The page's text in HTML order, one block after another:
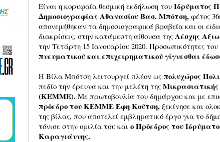
Είναι η κορυφαία θεσμική εκδήλωση του Ιδρύματος
Δημοσιογραφίας Αθανασίου Βασ. Μπότση, φέτος
απονεμήθηκαν τα δημοσιογραφικά βραβεία και οι
διακρίσεις, στην κατάμεστη αίθουσα της Λέσχης
την Τετάρτη 15 Ιανουαρίου 2020. Προσωπικότητες του
πνευματικού και επιχειρηματικού γίγνεσθαι
Η Βίλα Μπότση λειτουργεί πλέον ως πολυχώρος
πεδίο την έρευνα και την μελέτη της
(ΚΕΜΜΕ). Με πρωτοβουλία του δημάρχου και με
πρόεδρο του ΚΕΜΜΕ Έφη Κούτση, ξεκίνησε και
της βίλας, που αποτελεί εμβληματικό έργο για το
τόνισε στην ομιλία του και ο Πρόεδρος του
Καραγιάννης.